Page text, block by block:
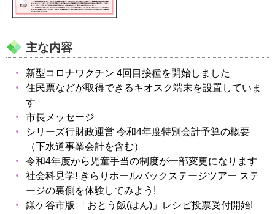
主な内容
新型コロナワクチン 4回目接種を開始しました
住民票などが取得できるキオスク端末を設置していま
す
市長メッセージ
シリーズ行財政運営 令和4年度特別会計予算の概要
（下水道事業会計を含む）
令和4年度から児童手当の制度が一部変更になります
社会科見学! きらりホールバックステージツアー ステ
ージの裏側を体験してみよう!
鎌ケ谷市版 「おとう飯(はん)」レシピ投票受付開始!